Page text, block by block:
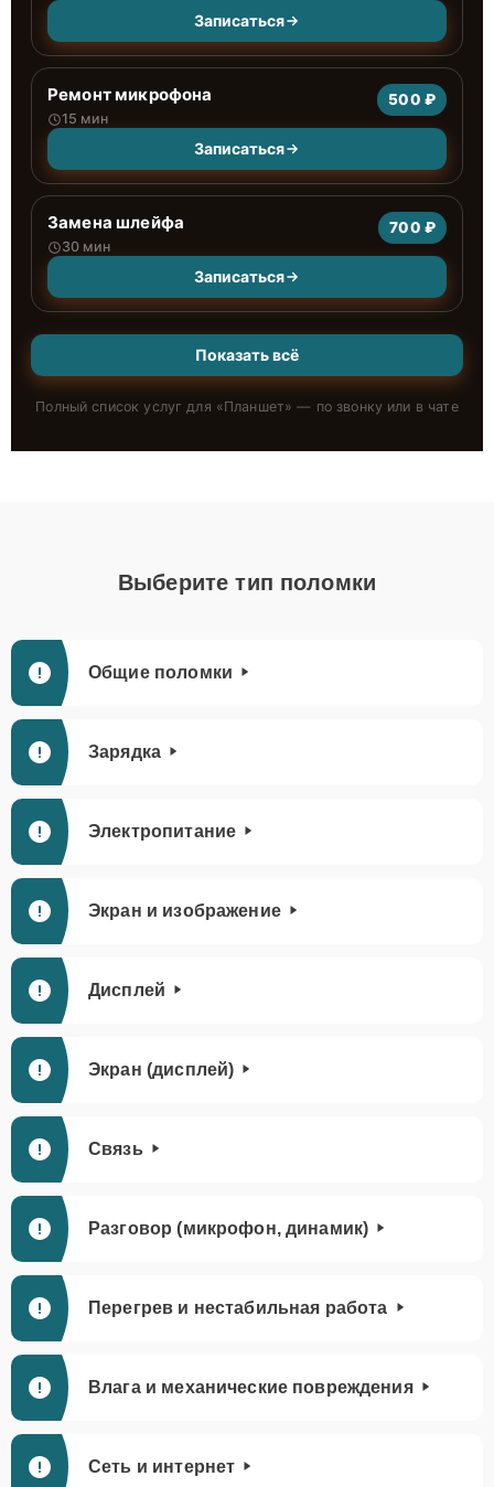
Записаться
Ремонт микрофона
15 мин
500 ₽
Записаться
Замена шлейфа
30 мин
700 ₽
Записаться
Показать всё
Полный список услуг для «Планшет» — по звонку или в чате
Выберите тип поломки
Общие поломки
Зарядка
Электропитание
Экран и изображение
Дисплей
Экран (дисплей)
Связь
Разговор (микрофон, динамик)
Перегрев и нестабильная работа
Влага и механические повреждения
Сеть и интернет